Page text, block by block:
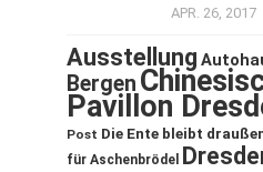
APR. 26, 2017
Ausstellung
Bergen
Pavillon
Post Die Ente bleibt
für Aschenbrödel